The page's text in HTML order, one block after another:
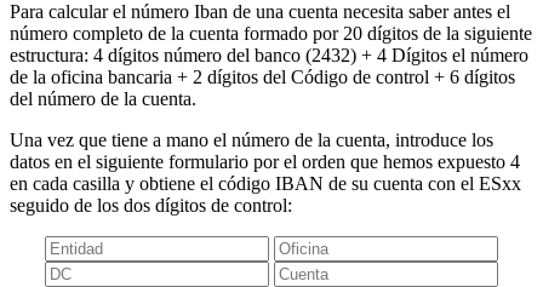
Para calcular el número Iban de una cuenta necesita saber antes el
número completo de la cuenta formado por 20 dígitos de la siguiente
estructura: 4 dígitos número del banco (2432) + 4 Dígitos el número
de la oficina bancaria + 2 dígitos del Código de control + 6 dígitos
del número de la cuenta.
Una vez que tiene a mano el número de la cuenta, introduce los
datos en el siguiente formulario por el orden que hemos expuesto 4
en cada casilla y obtiene el código IBAN de su cuenta con el ESxx
seguido de los dos dígitos de control: